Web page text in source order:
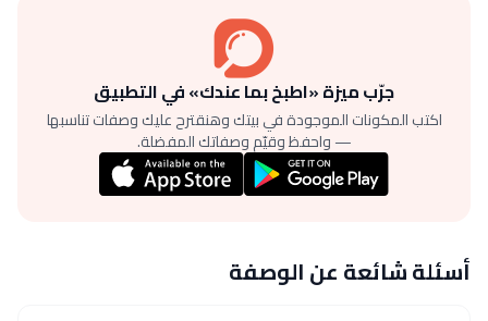
جرّب ميزة «اطبخ بما عندك» في التطبيق
اكتب المكونات الموجودة في بيتك وهنقترح عليك وصفات تناسبها
— واحفظ وقيّم وصفاتك المفضلة.
أسئلة شائعة عن الوصفة